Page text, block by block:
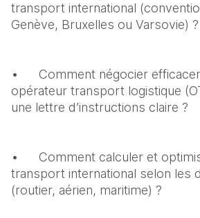
transport international
Genève, Bruxelles ou Varsovie) ?
•	Comment négocier efficacement avec un
opérateur transport logistique
une lettre d’instructions claire ?
•	Comment calculer et optimiser les coûts du
transport international selon les
(routier, aérien, maritime) ?